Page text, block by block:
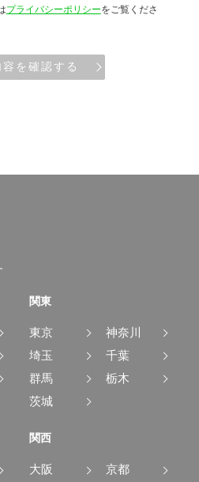
プライバシーポリシーをご覧くださ
容を確認する
関東
東京
神奈川
埼玉
千葉
群馬
栃木
茨城
関西
大阪
京都